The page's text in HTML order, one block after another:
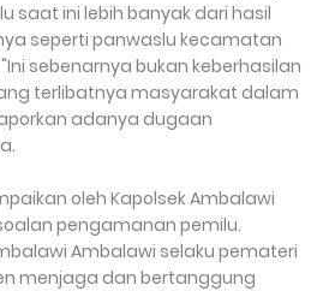
saat ini lebih banyak dari hasil
seperti panwaslu kecamatan
sebenarnya bukan keberhasilan
terlibatnya masyarakat dalam
adanya dugaan
oleh Kapolsek Ambalawi
pengamanan pemilu.
Ambalawi selaku pemateri
menjaga dan bertanggung